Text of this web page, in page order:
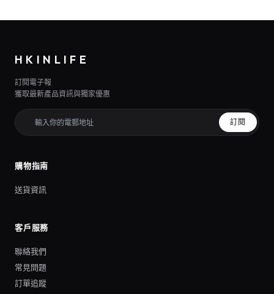
HKINLIFE
訂閱電子報
獲取最新產品資訊與獨家優惠
訂閱
購物指南
送貨資訊
客戶服務
聯絡我們
常見問題
訂單追蹤